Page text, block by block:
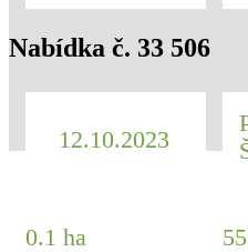
Nabídka č. 33 506
12.10.2023
0.1 ha